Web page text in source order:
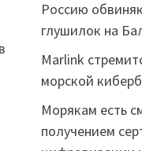
Россию
глушилок на
Marlink
морской
Морякам есть
получением